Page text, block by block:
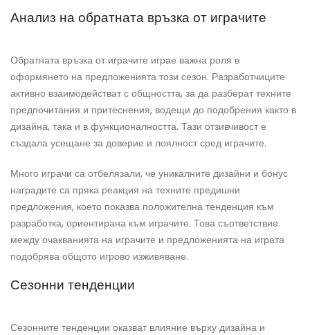
Анализ на обратната връзка от играчите
Обратната връзка от играчите играе важна роля в
оформянето на предложенията този сезон. Разработчиците
активно взаимодействат с общността, за да разберат техните
предпочитания и притеснения, водещи до подобрения както в
дизайна, така и в функционалността. Тази отзивчивост е
създала усещане за доверие и лоялност сред играчите.
Много играчи са отбелязали, че уникалните дизайни и бонус
наградите са пряка реакция на техните предишни
предложения, което показва положителна тенденция към
разработка, ориентирана към играчите. Това съответствие
между очакванията на играчите и предложенията на играта
подобрява общото игрово изживяване.
Сезонни тенденции
Сезонните тенденции оказват влияние върху дизайна и